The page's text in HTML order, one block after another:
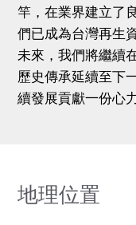
竿，在業界建立了
們已成為台灣再生
未來，我們將繼續
歷史傳承延續至下
續發展貢獻一份心力
地理位置